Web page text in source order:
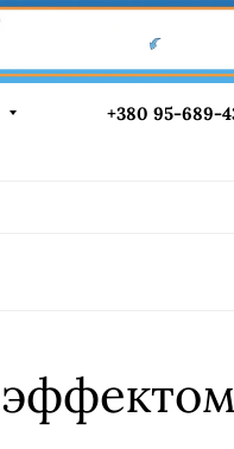
+380 95-689-